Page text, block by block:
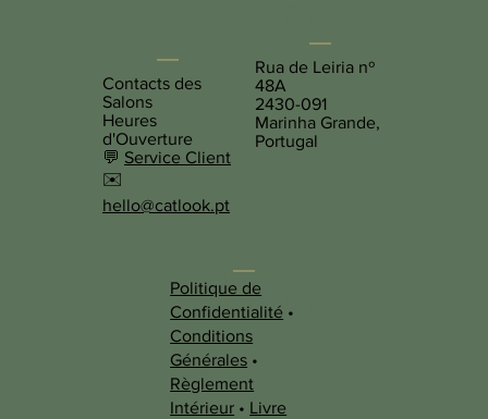
Contacts des
Salons
Heures
d'Ouverture
💬 Service Client
✉️
hello@catlook.pt
Rua de Leiria nº
48A
2430-091
Marinha Grande,
Portugal
Autres
information
s
Politique de
Confidentialité •
Conditions
Générales •
Règlement
Intérieur • Livre